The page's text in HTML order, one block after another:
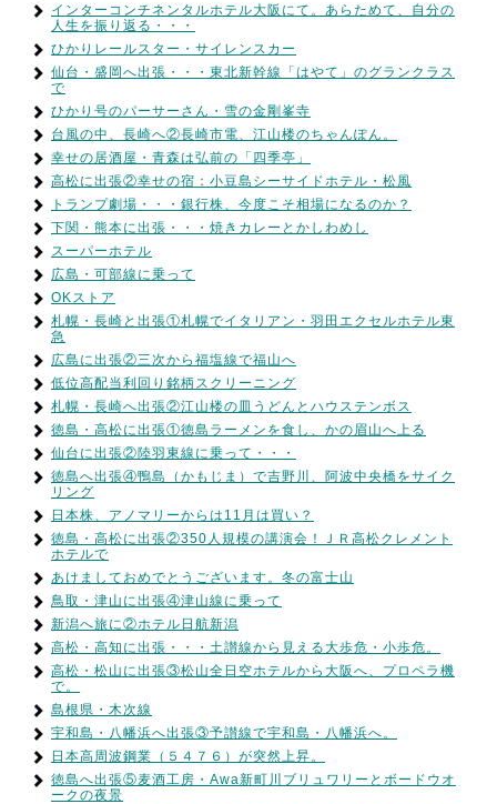
インターコンチネンタルホテル大阪にて。あらためて、自分の
人生を振り返る・・・
ひかりレールスター・サイレンスカー
仙台・盛岡へ出張・・・東北新幹線「はやて」のグランクラス
で
ひかり号のパーサーさん・雪の金剛峯寺
台風の中、長崎へ②長崎市電、江山楼のちゃんぽん。
幸せの居酒屋・青森は弘前の「四季亭」
高松に出張②幸せの宿：小豆島シーサイドホテル・松風
トランプ劇場・・・銀行株、今度こそ相場になるのか？
下関・熊本に出張・・・焼きカレーとかしわめし
スーパーホテル
広島・可部線に乗って
OKストア
札幌・長崎と出張①札幌でイタリアン・羽田エクセルホテル東
急
広島に出張②三次から福塩線で福山へ
低位高配当利回り銘柄スクリーニング
札幌・長崎へ出張②江山楼の皿うどんとハウステンボス
徳島・高松に出張①徳島ラーメンを食し、かの眉山へ上る
仙台に出張②陸羽東線に乗って・・・
徳島へ出張④鴨島（かもじま）で吉野川、阿波中央橋をサイク
リング
日本株、アノマリーからは11月は買い？
徳島・高松に出張②350人規模の講演会！ＪＲ高松クレメント
ホテルで
あけましておめでとうございます。冬の富士山
鳥取・津山に出張④津山線に乗って
新潟へ旅に②ホテル日航新潟
高松・高知に出張・・・土讃線から見える大歩危・小歩危。
高松・松山に出張③松山全日空ホテルから大阪へ、プロペラ機
で。
島根県・木次線
宇和島・八幡浜へ出張③予讃線で宇和島・八幡浜へ。
日本高周波鋼業（５４７６）が突然上昇。
徳島へ出張⑤麦酒工房・Awa新町川ブリュワリーとボードウオ
ークの夜景